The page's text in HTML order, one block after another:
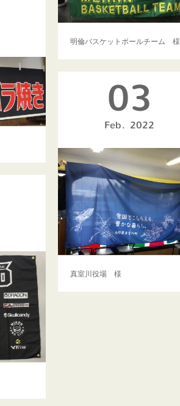
明倫バスケットボールチーム 様
03
Feb 2022
真室川役場 様